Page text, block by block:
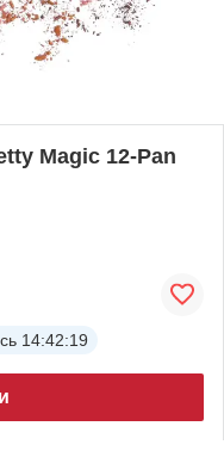
Magic 12-Pan
14:42:18